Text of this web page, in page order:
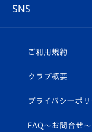
ホームタウン
平和祈念活動
U-18
スクール
SNS
ヴィヴィくんイ
公式LINE＠
ご利用規約
クラブ概要
プライバシーポ
FAQ〜お問合せ〜